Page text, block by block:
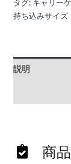
タグ: キャリー
持ち込みサイズ
説明
商